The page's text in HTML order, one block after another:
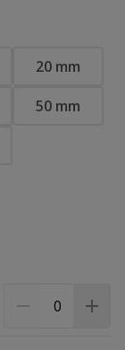
20 mm
50 mm